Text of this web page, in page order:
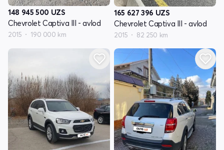
148 945 500 UZS
Chevrolet Captiva III - avlod
2015 190 000 km
165 627 396 UZS
Chevrolet Captiva III - avlod
2015 82 250 km